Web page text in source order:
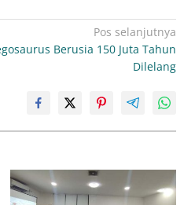
Pos selanjutnya
Berusia 150 Juta Tahun
Dilelang